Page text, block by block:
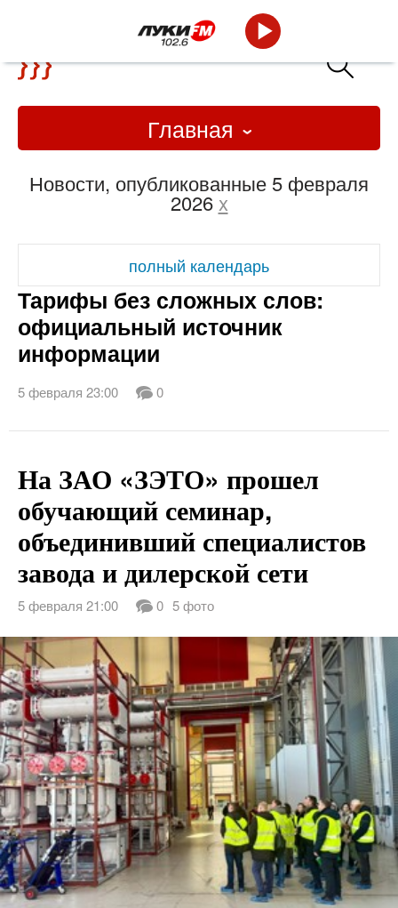
Главная
Новости, опубликованные 5 февраля
2026 x
полный календарь
Тарифы без сложных слов:
официальный источник
информации
5 февраля 23:00 0
На ЗАО «ЗЭТО» прошел
обучающий семинар,
объединивший специалистов
завода и дилерской сети
5 февраля 21:00 0 5 фото